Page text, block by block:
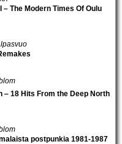
– The Modern Times Of Oulu
‒ 18 Hits From the Deep North
postpunkia 1981-1987